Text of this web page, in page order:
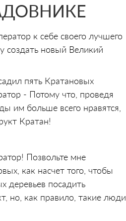
к себе своего лучшего
создать новый Великий
пять Кратановых
- Потому что, проведя
им больше всего нравятся,
Кратан!
Позвольте мне
как насчет того, чтобы
деревьев посадить
но, как правило, такие люди